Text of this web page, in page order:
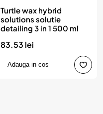
Turtle wax hybrid
solutions solutie
detailing 3 in 1 500 ml
83.53 lei
Adauga in cos